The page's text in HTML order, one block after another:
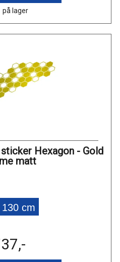
på lager
Hexagon - Gold
matt
cm